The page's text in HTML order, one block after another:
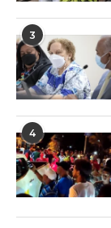
3
4